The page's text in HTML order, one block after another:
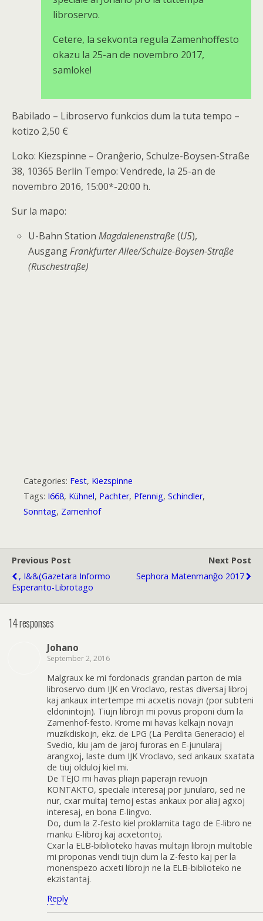
libroservo.
Cetere, la sekvonta regula Zamenhoffesto
okazu la 25-an de novembro 2017,
samloke!
Babilado – Libroservo funkcios dum la tuta tempo –
kotizo 2,50 €
Loko: Kiezspinne – Oranĝerio, Schulze-Boysen-Straße
38, 10365 Berlin Tempo: Vendrede, la 25-an de
novembro 2016, 15:00*-20:00 h.
Sur la mapo:
U-Bahn StationMagdalenenstraße(U5),
AusgangFrankfurter Allee/Schulze-Boysen-Straße
(Ruschestraße)
Categories: Fest, Kiezspinne
Tags: I668, Kühnel, Pachter, Pfennig, Schindler,
Sonntag, Zamenhof
Previous Post
, I&&(Gazetara Informo
Esperanto-Librotago
Next Post
Sephora Matenmanĝo 2017
14 responses
Johano
September 2, 2016
Malgraux ke mi fordonacis grandan parton de mia
libroservo dum IJK en Vroclavo, restas diversaj libroj
kaj ankaux intertempe mi acxetis novajn (por subteni
eldonintojn). Tiujn librojn mi povus proponi dum la
Zamenhof-festo. Krome mi havas kelkajn novajn
muzikdiskojn, ekz. de LPG (La Perdita Generacio) el
Svedio, kiu jam de jaroj furoras en E-junularaj
arangxoj, laste dum IJK Vroclavo, sed ankaux sxatata
de tiuj olduloj kiel mi.
De TEJO mi havas pliajn paperajn revuojn
KONTAKTO, speciale interesaj por junularo, sed ne
nur, cxar multaj temoj estas ankaux por aliaj agxoj
interesaj, en bona E-lingvo.
Do, dum la Z-festo kiel proklamita tago de E-libro ne
manku E-libroj kaj acxetontoj.
Cxar la ELB-biblioteko havas multajn librojn multoble
mi proponas vendi tiujn dum la Z-festo kaj per la
monenspezo acxeti librojn ne la ELB-biblioteko ne
ekzistantaj.
Reply